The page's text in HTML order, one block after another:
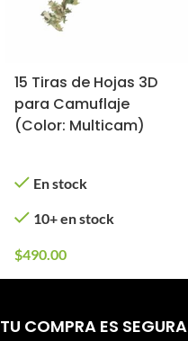
15 Tiras de Hojas 3D
para Camuflaje
(Color: Multicam)
En stock
10+ en stock
$490.00
TU COMPRA ES SEGURA